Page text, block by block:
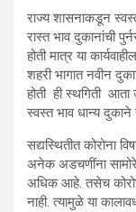
राज्य शासनाकडून स्वस्त
रास्त भाव दुकानांची
होती मात्र या
शहरी भागात नवीन
होती ही स्थगिती
स्वस्त भाव धान्य
सद्यस्थितीत कोरोना
अनेक अडचणींना
अधिक आहे. तसेच
नाही. त्यामुळे या